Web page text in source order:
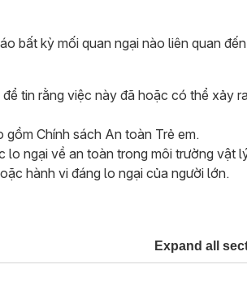
bất kỳ mối quan ngại nào liên quan
tin rằng việc này đã hoặc có thể xảy
Chính sách An toàn Trẻ em.
lo ngại về an toàn trong môi trường vật
hành vi đáng lo ngại của người lớn.
Expand all